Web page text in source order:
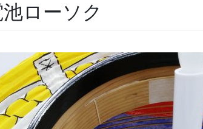
ローソク